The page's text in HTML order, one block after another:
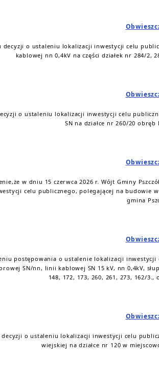
decyzji o ustaleniu lokalizacji inwestycji celu
kablowej nn 0,4kV na części działek nr 284/2,
o ustaleniu lokalizacji inwestycji celu
SN na działce nr 260/20 obręb
w dniu 15 czerwca 2026 r. Wójt Gminy
celu publicznego, polegającej na budowie
gmina
postępowania o ustalenie lokalizacji
SN/nn, linii kablowej SN 15 kV, nn 0,4kV,
148, 172, 173, 260, 261, 273, 162/
o ustaleniu lokalizacji inwestycji celu
wiejskiej na działce nr 120 w